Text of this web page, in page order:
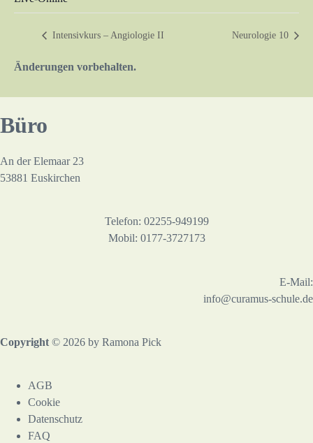
Intensivkurs – Angiologie II Neurologie 10
Änderungen vorbehalten.
Büro
An der Elemaar 23
53881 Euskirchen
Telefon: 02255-949199
Mobil: 0177-3727173
E-Mail:
info@curamus-schule.de
Copyright © 2026 by Ramona Pick
AGB
Cookie
Datenschutz
FAQ